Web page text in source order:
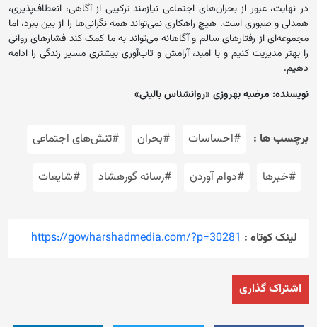
در نهایت، عبور از بحران‌های اجتماعی نیازمند ترکیبی از آگاهی، انعطاف‌پذیری،
همدلی و صبوری است. هیچ راهکاری نمی‌تواند همه نگرانی‌ها را از بین ببرد، اما
مجموعه‌ای از رفتارهای سالم و آگاهانه می‌تواند به ما کمک کند فشارهای روانی
را بهتر مدیریت کنیم و با امید، آرامش و تاب‌آوری بیشتری مسیر زندگی را ادامه
دهیم.
نویسنده: مرضیه بهروزی «روانشناس بالینی»
برچسب ها : #احساسات #بحران #تنش‌های اجتماعی
#خبرها #دوام آوردن #رسانه گورهشاد #شایعات
لینک کوتاه : https://gowharshadmedia.com/?p=30281
اشتراک گذاری